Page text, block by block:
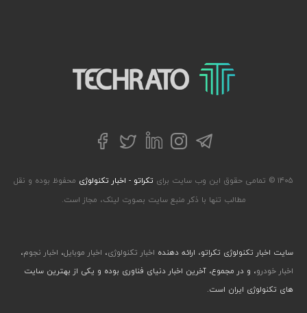
تکراتو – زندگی با تکنولوژی
تلگراماینستاگرام
لینکداینتوییترفیسبوک
۱۴۰۵ © تمامی حقوق این وب سایت برای تکراتو - اخبار تکنولوژی محفوظ بوده و نقل
مطالب تنها با ذکر منبع سایت بصورت لینک، مجاز است.
سایت اخبار تکنولوژی تکراتو، ارائه دهنده اخبار تکنولوژی، اخبار موبایل، اخبار نجوم،
اخبار خودرو، و در مجموع، آخرین اخبار دنیای فناوری بوده و یکی از بهترین سایت
های تکنولوژی ایران است.